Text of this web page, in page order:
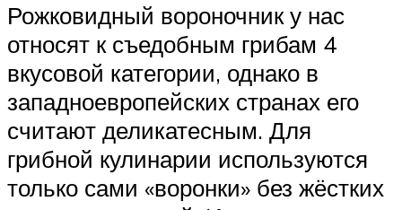
Рожковидный вороночник у нас
относят к съедобным грибам 4
вкусовой категории, однако в
западноевропейских странах его
считают деликатесным. Для
грибной кулинарии используются
только сами «воронки» без жёстких